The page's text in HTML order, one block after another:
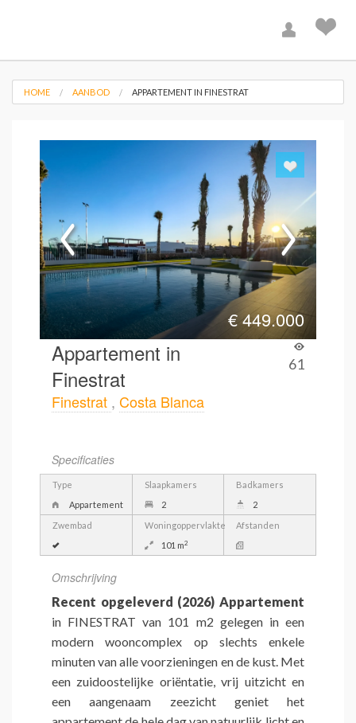
HOME AANBOD APPARTEMENT IN FINESTRAT
€449.000
Appartement in
Finestrat
61
Finestrat , Costa Blanca
Specificaties
Type
Appartement
Slaapkamers
2
Badkamers
2
Zwembad
Woningoppervlakte
101 m2
Afstanden
Omschrijving
Recent opgeleverd (2026) Appartement
in FINESTRAT van 101 m2 gelegen in een
modern wooncomplex op slechts enkele
minuten van alle voorzieningen en de kust. Met
een zuidoostelijke oriëntatie, vrij uitzicht en
een aangenaam zeezicht geniet het